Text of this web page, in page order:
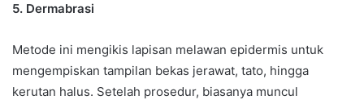
5. Dermabrasi
Metode ini mengikis lapisan melawan epidermis untuk
mengempiskan tampilan bekas jerawat, tato, hingga
kerutan halus. Setelah prosedur, biasanya muncul